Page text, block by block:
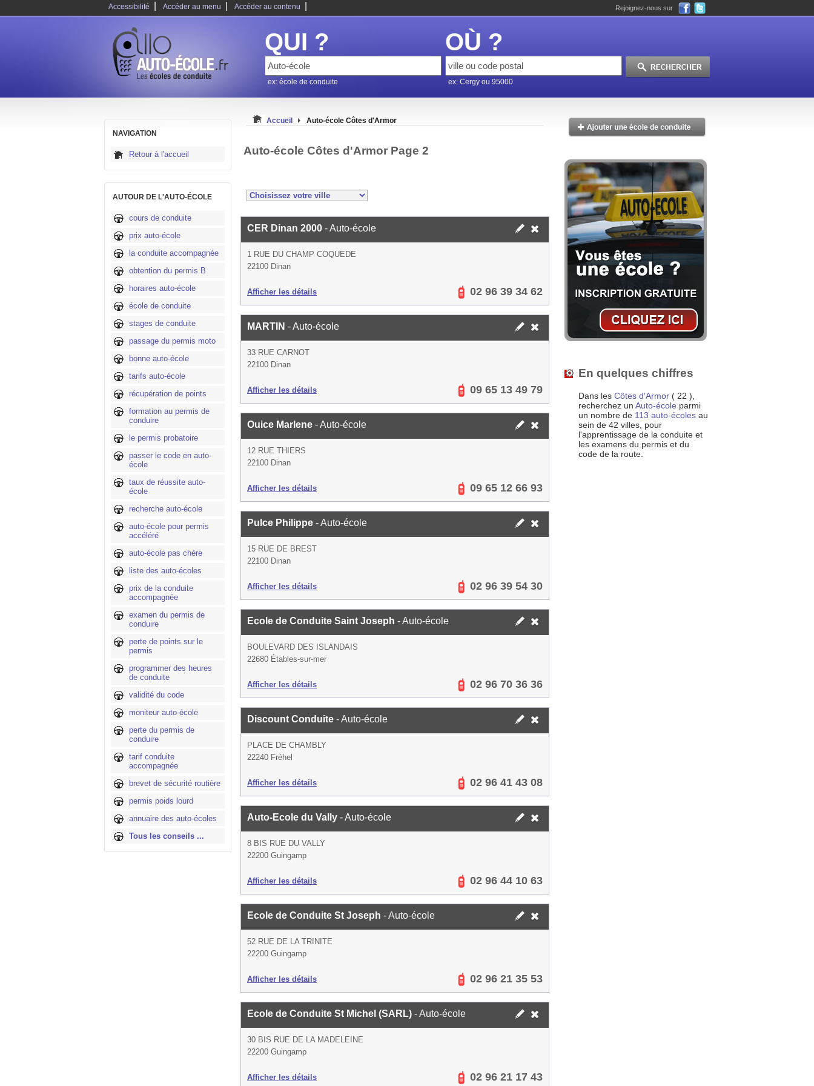
Accessibilité Accéder au menu Accéder au contenu Rejoignez-nous sur
QUI ?
ex: école de conduite
OÙ ?
ex: Cergy ou 95000
NAVIGATION
Retour à l'accueil
AUTOUR DE L'AUTO-ÉCOLE
cours de conduite
prix auto-école
la conduite accompagnée
obtention du permis B
horaires auto-école
école de conduite
stages de conduite
passage du permis moto
bonne auto-école
tarifs auto-école
récupération de points
formation au permis de
conduire
le permis probatoire
passer le code en auto-
école
taux de réussite auto-
école
recherche auto-école
auto-école pour permis
accéléré
auto-école pas chère
liste des auto-écoles
prix de la conduite
accompagnée
examen du permis de
conduire
perte de points sur le
permis
programmer des heures
de conduite
validité du code
moniteur auto-école
perte du permis de
conduire
tarif conduite
accompagnée
brevet de sécurité routière
permis poids lourd
annuaire des auto-écoles
Tous les conseils ...
Accueil Auto-école Côtes d'Armor
Auto-école Côtes d'Armor Page 2
CER Dinan 2000 - Auto-école
1 RUE DU CHAMP COQUEDE
22100 Dinan
Afficher les détails 02 96 39 34 62
MARTIN - Auto-école
33 RUE CARNOT
22100 Dinan
Afficher les détails 09 65 13 49 79
Ouice Marlene - Auto-école
12 RUE THIERS
22100 Dinan
Afficher les détails 09 65 12 66 93
Pulce Philippe - Auto-école
15 RUE DE BREST
22100 Dinan
Afficher les détails 02 96 39 54 30
Ecole de Conduite Saint Joseph - Auto-école
BOULEVARD DES ISLANDAIS
22680 Étables-sur-mer
Afficher les détails 02 96 70 36 36
Discount Conduite - Auto-école
PLACE DE CHAMBLY
22240 Fréhel
Afficher les détails 02 96 41 43 08
Auto-Ecole du Vally - Auto-école
8 BIS RUE DU VALLY
22200 Guingamp
Afficher les détails 02 96 44 10 63
Ecole de Conduite St Joseph - Auto-école
52 RUE DE LA TRINITE
22200 Guingamp
Afficher les détails 02 96 21 35 53
Ecole de Conduite St Michel (SARL) - Auto-école
30 BIS RUE DE LA MADELEINE
22200 Guingamp
Afficher les détails 02 96 21 17 43
En quelques chiffres
Dans les Côtes d'Armor ( 22 ),
recherchez un Auto-école parmi
un nombre de 113 auto-écoles au
sein de 42 villes, pour
l'apprentissage de la conduite et
les examens du permis et du
code de la route.